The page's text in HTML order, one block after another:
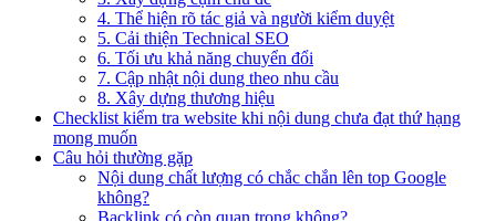
4. Thể hiện rõ tác giả và người kiểm duyệt
5. Cải thiện Technical SEO
6. Tối ưu khả năng chuyển đổi
7. Cập nhật nội dung theo nhu cầu
8. Xây dựng thương hiệu
Checklist kiểm tra website khi nội dung chưa đạt thứ hạng
mong muốn
Câu hỏi thường gặp
Nội dung chất lượng có chắc chắn lên top Google
không?
Backlink có còn quan trọng không?